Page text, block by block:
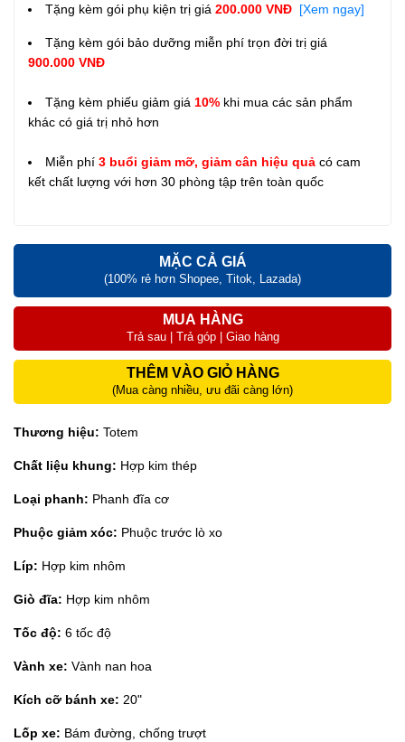
Tặng kèm gói phụ kiện trị giá 200.000 VNĐ [Xem ngay]
Tặng kèm gói bảo dưỡng miễn phí trọn đời trị giá
900.000 VNĐ
Tặng kèm phiếu giảm giá 10% khi mua các sản phẩm
khác có giá trị nhỏ hơn
Miễn phí 3 buổi giảm mỡ, giảm cân hiệu quả có cam
kết chất lượng với hơn 30 phòng tập trên toàn quốc
MẶC CẢ GIÁ
(100% rẻ hơn Shopee, Titok, Lazada)
MUA HÀNG
Trả sau | Trả góp | Giao hàng
THÊM VÀO GIỎ HÀNG
(Mua càng nhiều, ưu đãi càng lớn)
Thương hiệu: Totem
Chất liệu khung: Hợp kim thép
Loại phanh: Phanh đĩa cơ
Phuộc giảm xóc: Phuộc trước lò xo
Líp: Hợp kim nhôm
Giò đĩa: Hợp kim nhôm
Tốc độ: 6 tốc độ
Vành xe: Vành nan hoa
Kích cỡ bánh xe: 20"
Lốp xe: Bám đường, chống trượt